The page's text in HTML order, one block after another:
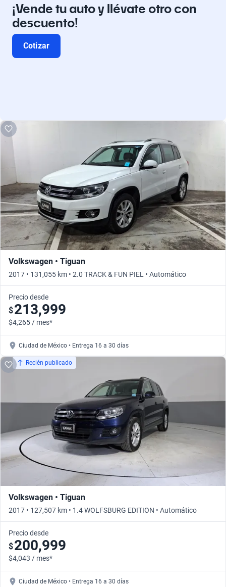
¡Vende tu auto y llévate otro con
descuento!
Cotizar
Volkswagen • Tiguan
2017 • 131,055 km • 2.0 TRACK & FUN PIEL • Automático
Precio desde
$213,999
$4,265 / mes*
Ciudad de México • Entrega 16 a 30 días
Recién publicado
Volkswagen • Tiguan
2017 • 127,507 km • 1.4 WOLFSBURG EDITION • Automático
Precio desde
$200,999
$4,043 / mes*
Ciudad de México • Entrega 16 a 30 días